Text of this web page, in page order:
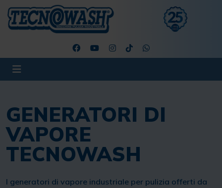
GENERATORI DI
VAPORE
TECNOWASH
I generatori di vapore industriale per pulizia offerti da